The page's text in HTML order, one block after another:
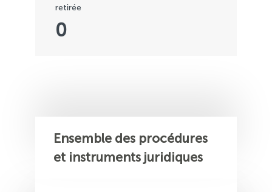
0
retirée
Ensemble des procédures
et instruments juridiques